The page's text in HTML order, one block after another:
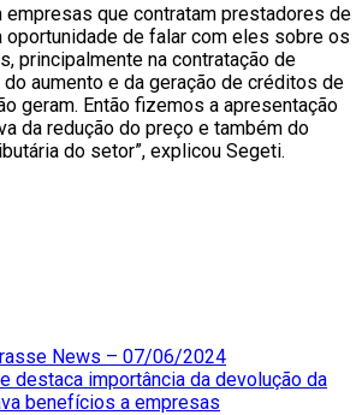
empresas que contratam prestadores de
oportunidade de falar com eles sobre os
principalmente na contratação de
aumento e da geração de créditos de
geram. Então fizemos a apresentação
da redução do preço e também do
do setor”, explicou Segeti.
News – 07/06/2024
destaca importância da devolução da
benefícios a empresas